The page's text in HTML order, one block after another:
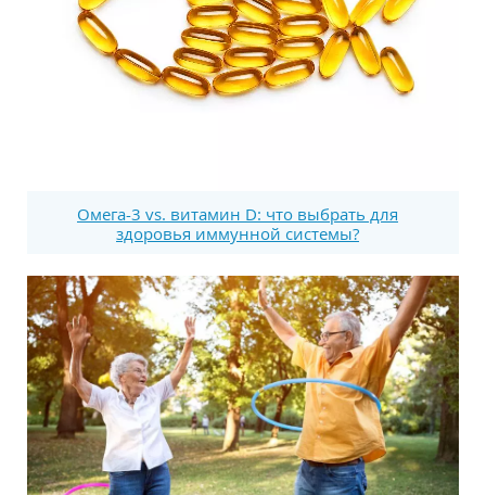
Омега-3 vs. витамин D: что выбрать для
здоровья иммунной системы?